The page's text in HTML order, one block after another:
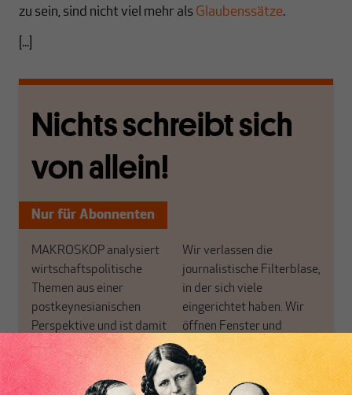
zu sein, sind nicht viel mehr als Glaubenssätze.
[...]
Nichts schreibt sich
von allein!
Nur für Abonnenten
MAKROSKOP analysiert
wirtschaftspolitische
Themen aus einer
postkeynesianischen
Perspektive und ist damit
in Deutschland einzigartig.
MAKROSKOP steht für
das große Ganze. Wir
Wir verlassen die
journalistische Filterblase,
in der sich viele
eingerichtet haben. Wir
öffnen Fenster und
bringen frische Luft in die
engen und verstaubten
Debattenräume.